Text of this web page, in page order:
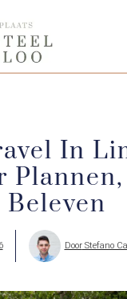
In
Beleven
DoorStefano